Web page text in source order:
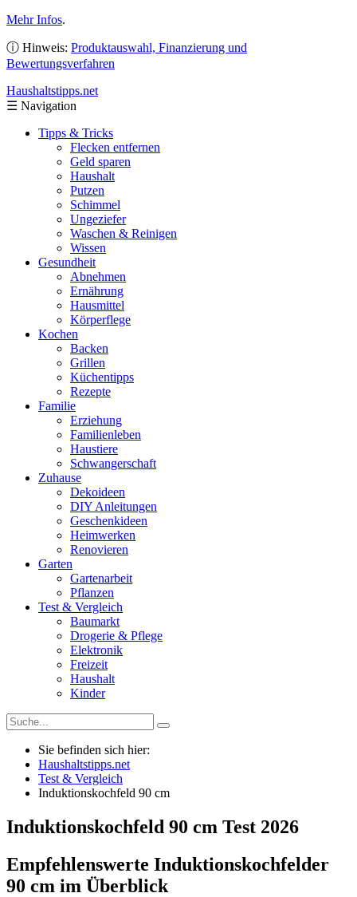
Mehr Infos.
ⓘ Hinweis: Produktauswahl, Finanzierung und
Bewertungsverfahren
Haushaltstipps.net
☰ Navigation
Tipps & Tricks
Flecken entfernen
Geld sparen
Haushalt
Putzen
Schimmel
Ungeziefer
Waschen & Reinigen
Wissen
Gesundheit
Abnehmen
Ernährung
Hausmittel
Körperflege
Kochen
Backen
Grillen
Küchentipps
Rezepte
Familie
Erziehung
Familienleben
Haustiere
Schwangerschaft
Zuhause
Dekoideen
DIY Anleitungen
Geschenkideen
Heimwerken
Renovieren
Garten
Gartenarbeit
Pflanzen
Test & Vergleich
Baumarkt
Drogerie & Pflege
Elektronik
Freizeit
Haushalt
Kinder
Sie befinden sich hier:
Haushaltstipps.net
Test & Vergleich
Induktionskochfeld 90 cm
Induktionskochfeld 90 cm Test 2026
Empfehlenswerte Induktionskochfelder
90 cm im Überblick